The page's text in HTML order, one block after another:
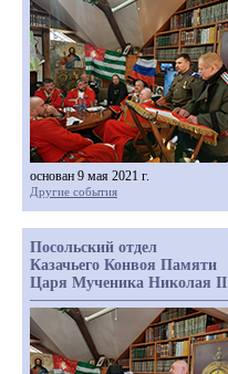
основан 9 мая 2021 г.
Другие события
Посольский отдел
Казачьего Конвоя Памяти
Царя Мученика Николая II